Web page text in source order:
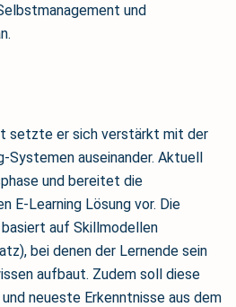
und
setzte er sich verstärkt mit der
Systemen auseinander. Aktuell
und bereitet die
E-Learning Lösung vor. Die
auf Skillmodellen
bei denen der Lernende sein
aufbaut. Zudem soll diese
neueste Erkenntnisse aus dem